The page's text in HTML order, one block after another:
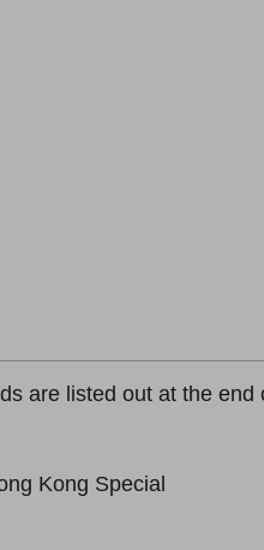
are listed out at the end
Kong Special